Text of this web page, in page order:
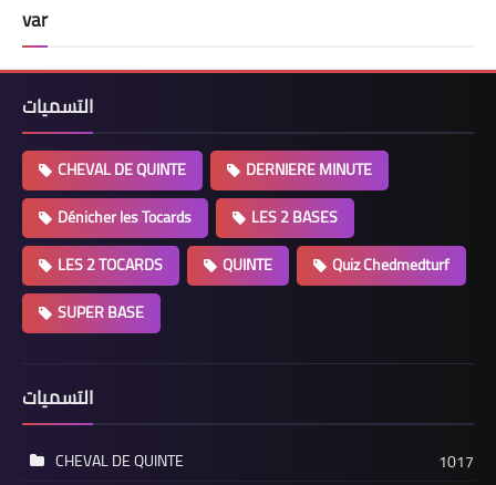
var
التسميات
CHEVAL DE QUINTE
DERNIERE MINUTE
Dénicher les Tocards
LES 2 BASES
LES 2 TOCARDS
QUINTE
Quiz Chedmedturf
SUPER BASE
التسميات
CHEVAL DE QUINTE
1017